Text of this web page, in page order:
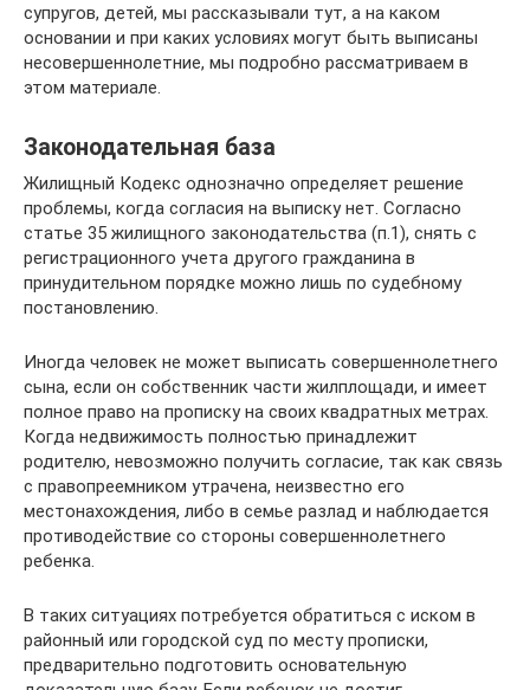
супругов, детей, мы рассказывали тут, а на каком
основании и при каких условиях могут быть выписаны
несовершеннолетние, мы подробно рассматриваем в
этом материале.
Законодательная база
Жилищный Кодекс однозначно определяет решение
проблемы, когда согласия на выписку нет. Согласно
статье 35 жилищного законодательства (п.1), снять с
регистрационного учета другого гражданина в
принудительном порядке можно лишь по судебному
постановлению.
Иногда человек не может выписать совершеннолетнего
сына, если он собственник части жилплощади, и имеет
полное право на прописку на своих квадратных метрах.
Когда недвижимость полностью принадлежит
родителю, невозможно получить согласие, так как связь
с правопреемником утрачена, неизвестно его
местонахождения, либо в семье разлад и наблюдается
противодействие со стороны совершеннолетнего
ребенка.
В таких ситуациях потребуется обратиться с иском в
районный или городской суд по месту прописки,
предварительно подготовить основательную